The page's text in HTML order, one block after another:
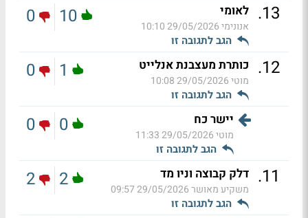
13
. לאומי
אנונימי29/05/2026 10:10
הגב לתגובה זו
10
0
12
. כותרת מעצבנת אנלייט
מוטי29/05/2026 10:08
הגב לתגובה זו
1
0
יישר כח
מוטי29/05/2026 11:33
הגב לתגובה זו
0
0
11
. דלק קבוצה וניו מד
משקיע מאושר29/05/2026 09:57
הגב לתגובה זו
2
2